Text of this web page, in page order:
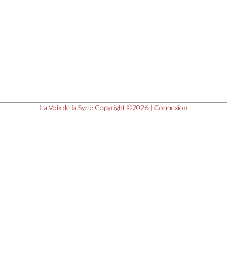
La Voix de la Syrie Copyright ©2026 | Connexion